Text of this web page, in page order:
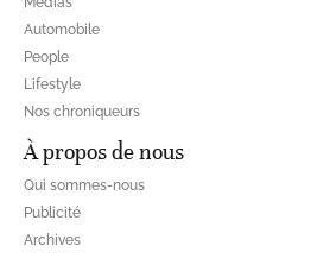
Automobile
People
Lifestyle
Nos chroniqueurs
À propos de nous
Qui sommes-nous
Publicité
Archives